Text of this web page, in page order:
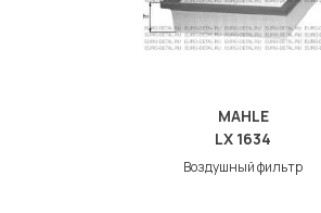
MAHLE
LX 1634
Воздушный фильтр